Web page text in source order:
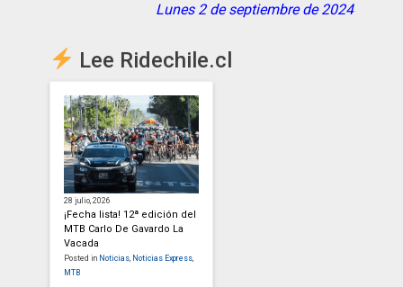
Lunes 2 de septiembre de 2024
Lee Ridechile.cl
28 julio, 2026
¡Fecha lista! 12ª edición del
MTB Carlo De Gavardo La
Vacada
Posted in Noticias, Noticias Express,
MTB